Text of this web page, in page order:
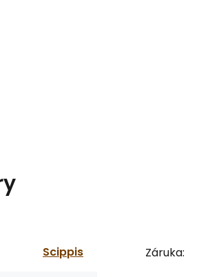
Scippis Záruka: